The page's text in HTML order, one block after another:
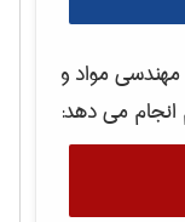
مهندسی مواد و
انجام می دهد: